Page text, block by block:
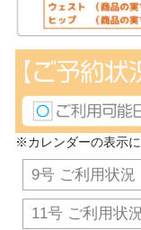
※カレンダーの表示に
9号 ご利用状況
11号 ご利用状